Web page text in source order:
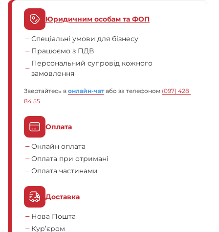
Юридичним особам та ФОП
Спеціальні умови для бізнесу
Працюємо з ПДВ
Персональний супровід кожного
замовлення
Звертайтесь в онлайн-чат або за телефоном (097) 428
84 55
Оплата
Онлайн оплата
Оплата при отримані
Оплата частинами
Доставка
Нова Пошта
Кур’єром